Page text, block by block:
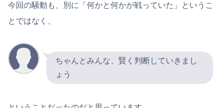
今回の騒動も、別に「何かと何かが戦っていた」というこ
とではなく、
ちゃんとみんな、賢く判断していきまし
ょう